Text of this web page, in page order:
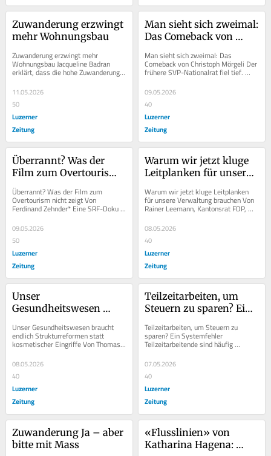
Zuwanderung erzwingt
mehr Wohnungsbau
Zuwanderung erzwingt mehr
Wohnungsbau Jacqueline Badran
erklärt, dass die hohe Zuwanderung
nichts mit den hohen Mieten in der
Schweiz zu tun habe....
11.05.2026
50
Luzerner
Zeitung
Man sieht sich zweimal:
Das Comeback von
Man sieht sich zweimal: Das
Comeback von Christoph Mörgeli Der
frühere SVP-Nationalrat fiel tief.
Investigativjournalist...
09.05.2026
40
Luzerner
Zeitung
Überrannt? Was der
Film zum Overtourism
Überrannt? Was der Film zum
Overtourism nicht zeigt Von
Ferdinand Zehnder* Eine SRF-Doku
für Debatten. Er...
09.05.2026
50
Luzerner
Zeitung
Warum wir jetzt kluge
Leitplanken für unsere
Warum wir jetzt kluge Leitplanken
für unsere Verwaltung brauchen Von
Rainer Leemann, Kantonsrat FDP,
Zug FDP-Kantonsrat Rainer Leemann
über die...
08.05.2026
40
Luzerner
Zeitung
Unser
Gesundheitswesen
Strukturreformen statt
kosmetischer Eingriffe
Unser Gesundheitswesen braucht
endlich Strukturreformen statt
kosmetischer Eingriffe Von Thomas J.
Grichting «Die Schweiz leistet sich
eine Vielzahl...
08.05.2026
40
Luzerner
Zeitung
Teilzeitarbeiten, um
Steuern zu sparen? Ein
Teilzeitarbeiten, um Steuern zu
sparen? Ein Systemfehler
Teilzeitarbeitende sind häufig
Schweizer Akademiker, die beim
Bund arbeiten und ihr Pensum...
07.05.2026
40
Luzerner
Zeitung
Zuwanderung Ja – aber
bitte mit Mass
«Flusslinien» von
Katharina Hagena: